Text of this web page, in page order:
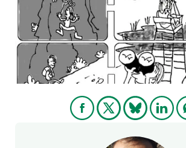
ÚNETE A NOSOTROS
PARTICIPA
NOTICIAS Y AGENDA